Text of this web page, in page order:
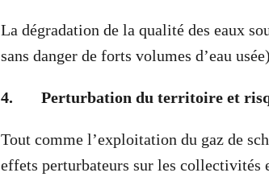
La dégradation de la qualité des eaux
sans danger de forts volumes d’eau
4. Perturbation du territoire et
Tout comme l’exploitation du gaz de
effets perturbateurs sur les collectivités